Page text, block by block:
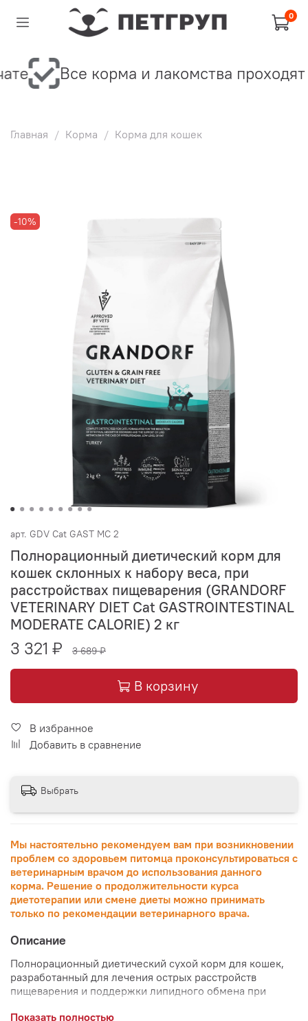
0
Все корма и лакомства проходят
Главная Корма Корма для кошек
-10%
арт. GDV Cat GAST MC 2
Полнорационный диетический корм для
кошек склонных к набору веса, при
расстройствах пищеварения (GRANDORF
VETERINARY DIET Cat GASTROINTESTINAL
MODERATE CALORIE) 2 кг
3 321 ₽ 3 689 ₽
В корзину
В избранное
Добавить в сравнение
Выбрать
Мы настоятельно рекомендуем вам при возникновении
проблем со здоровьем питомца проконсультироваться с
ветеринарным врачом до использования данного
корма. Решение о продолжительности курса
диетотерапии или смене диеты можно принимать
только по рекомендации ветеринарного врача.
Описание
Полнорационный диетический сухой корм для кошек,
разработанный для лечения острых расстройств
пищеварения и поддержки липидного обмена при
Показать полностью